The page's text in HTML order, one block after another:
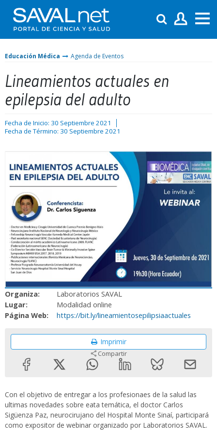
Educación Médica Agenda de Eventos
Lineamientos actuales en
epilepsia del adulto
Fecha de Inicio: 30 Septiembre 2021
Fecha de Término: 30 Septiembre 2021
Organiza:
Laboratorios SAVAL
Lugar:
Modalidad online
Página Web:
https://bit.ly/lineamientosepilipsiaactuales
Imprimir
Compartir
Con el objetivo de entregar a los profesionaes de la salud las
ultimas novedades sobre eata temática, el doctor Carlos
Sigüenza Paz, neurocirujano del Hospital Monte Sinaí, participará
como expositor de webinar organizado por Laboratorios SAVAL.